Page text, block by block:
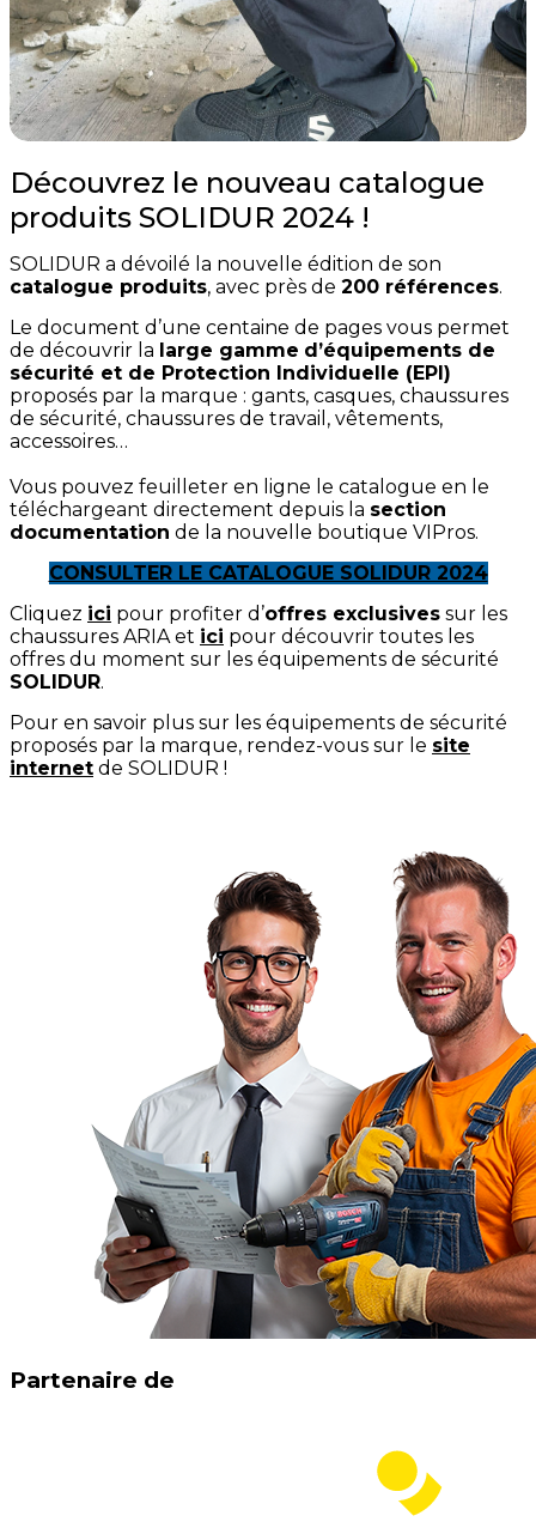
Découvrez le nouveau catalogue
produits SOLIDUR 2024 !
SOLIDUR a dévoilé la nouvelle édition de son
catalogue produits, avec près de 200 références.
Le document d’une centaine de pages vous permet
de découvrir la large gamme d’équipements de
sécurité et de Protection Individuelle (EPI)
proposés par la marque : gants, casques, chaussures
de sécurité, chaussures de travail, vêtements,
accessoires…
Vous pouvez feuilleter en ligne le catalogue en le
téléchargeant directement depuis la section
documentation de la nouvelle boutique VIPros.
CONSULTER LE CATALOGUE SOLIDUR 2024
Cliquez ici pour profiter d’offres exclusives sur les
chaussures ARIA et ici pour découvrir toutes les
offres du moment sur les équipements de sécurité
SOLIDUR.
Pour en savoir plus sur les équipements de sécurité
proposés par la marque, rendez-vous sur le site
internet de SOLIDUR !
Partenaire de